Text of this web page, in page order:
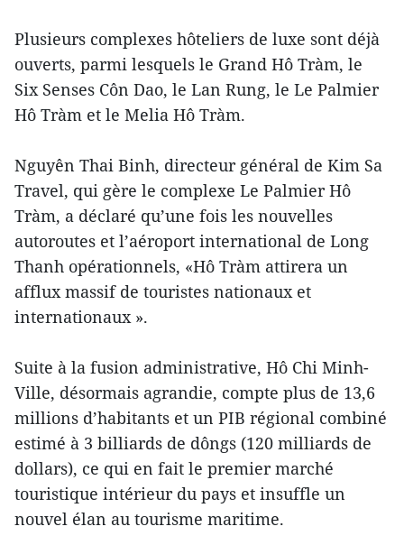
Plusieurs complexes hôteliers de luxe sont déjà
ouverts, parmi lesquels le Grand Hô Tràm, le
Six Senses Côn Dao, le Lan Rung, le Le Palmier
Hô Tràm et le Melia Hô Tràm.
Nguyên Thai Binh, directeur général de Kim Sa
Travel, qui gère le complexe Le Palmier Hô
Tràm, a déclaré qu’une fois les nouvelles
autoroutes et l’aéroport international de Long
Thanh opérationnels, «Hô Tràm attirera un
afflux massif de touristes nationaux et
internationaux ».
Suite à la fusion administrative, Hô Chi Minh-
Ville, désormais agrandie, compte plus de 13,6
millions d’habitants et un PIB régional combiné
estimé à 3 billiards de dôngs (120 milliards de
dollars), ce qui en fait le premier marché
touristique intérieur du pays et insuffle un
nouvel élan au tourisme maritime.